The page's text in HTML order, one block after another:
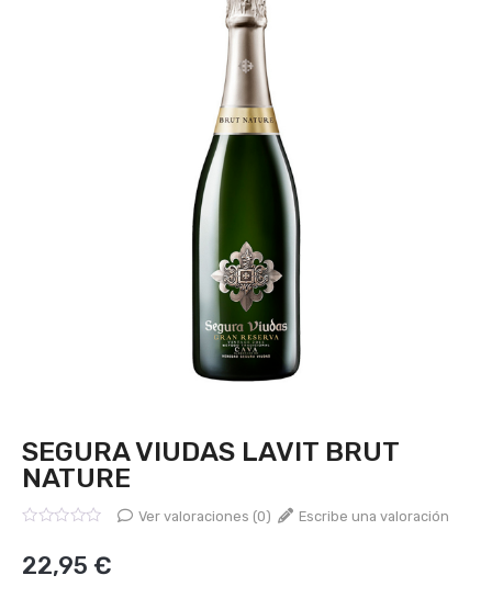
SEGURA VIUDAS LAVIT BRUT
NATURE
0
de
Ver valoraciones (0) Escribe una valoración
22,95 €